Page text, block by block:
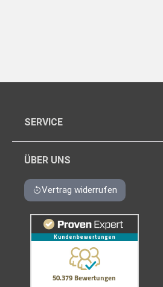
SERVICE
ÜBER UNS
Vertrag widerrufen